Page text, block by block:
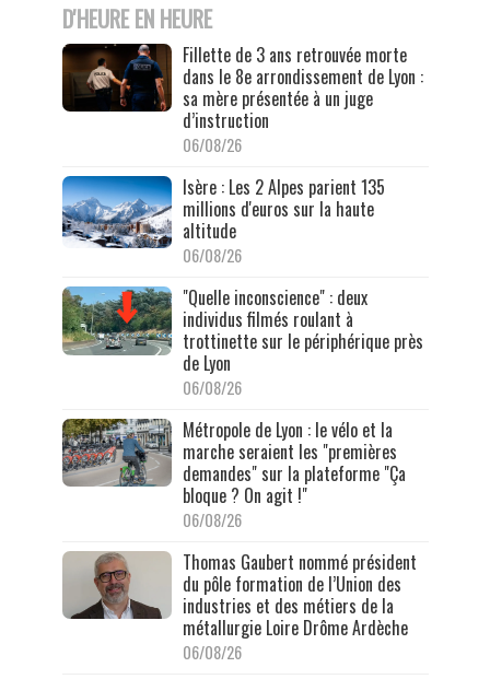
D'HEURE EN HEURE
Fillette de 3 ans retrouvée morte
dans le 8e arrondissement de Lyon :
sa mère présentée à un juge
d’instruction
06/08/26
Isère : Les 2 Alpes parient 135
millions d'euros sur la haute
altitude
06/08/26
"Quelle inconscience" : deux
individus filmés roulant à
trottinette sur le périphérique près
de Lyon
06/08/26
Métropole de Lyon : le vélo et la
marche seraient les "premières
demandes" sur la plateforme "Ça
bloque ? On agit !"
06/08/26
Thomas Gaubert nommé président
du pôle formation de l’Union des
industries et des métiers de la
métallurgie Loire Drôme Ardèche
06/08/26